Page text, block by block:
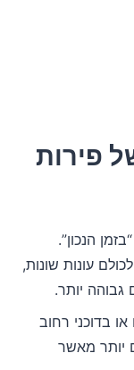
פירות
הנכון”.
עונות שונות,
גבוהה יותר.
בדוכני רחוב
יותר מאשר